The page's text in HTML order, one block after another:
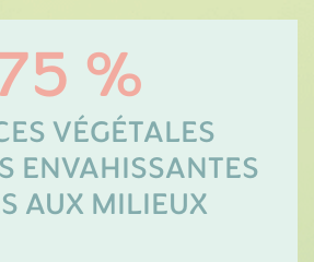
%
VÉGÉTALES
ENVAHISSANTES
AUX MILIEUX